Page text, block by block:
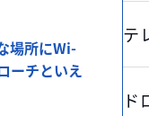
場所にWi-
ーチといえ
テ
ド